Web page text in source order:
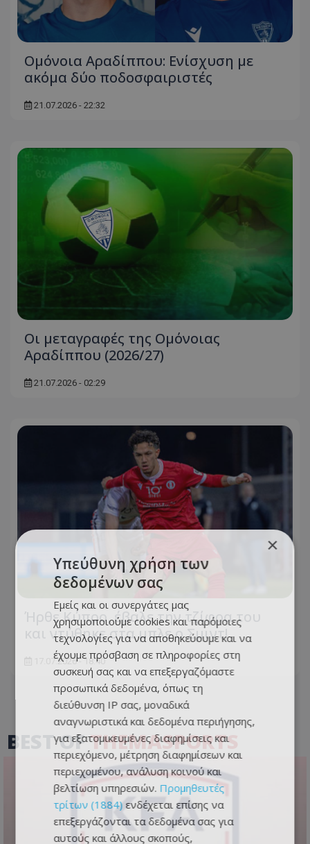
Ομόνοια Αραδίππου: Ενίσχυση με
ακόμα δύο ποδοσφαιριστές
21.07.2026 - 22:32
Oι μεταγραφές της Ομόνοιας
Αραδίππου (2026/27)
21.07.2026 - 02:29
Ήρθε Κύπρο, έβαλε την τζίφρα του
και ντύθηκε στα μπλε ο Σμιντ!
17.07.2026 - 18:40
BEST OFTHEMASPORTS
×
Υπεύθυνη χρήση των
δεδομένων σας
Εμείς και οι συνεργάτες μας
χρησιμοποιούμε cookies και παρόμοιες
τεχνολογίες για να αποθηκεύουμε και να
έχουμε πρόσβαση σε πληροφορίες στη
συσκευή σας και να επεξεργαζόμαστε
προσωπικά δεδομένα, όπως τη
διεύθυνση IP σας, μοναδικά
αναγνωριστικά και δεδομένα περιήγησης,
για εξατομικευμένες διαφημίσεις και
περιεχόμενο, μέτρηση διαφημίσεων και
περιεχομένου, ανάλυση κοινού και
βελτίωση υπηρεσιών. Προμηθευτές
τρίτων (1884)ενδέχεται επίσης να
επεξεργάζονται τα δεδομένα σας για
αυτούς και άλλους σκοπούς,